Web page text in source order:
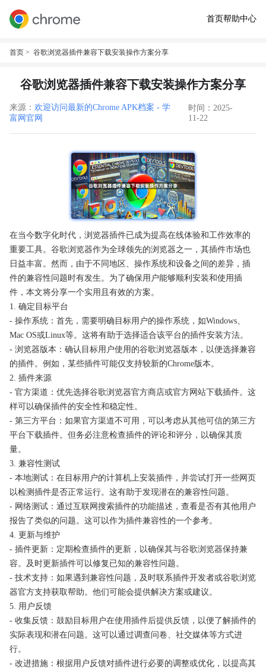
首页帮助中心
首页 > 谷歌浏览器插件兼容下载安装操作方案分享
谷歌浏览器插件兼容下载安装操作方案分享
来源： 欢迎访问最新的Chrome APK档案 - 学
富网官网
时间：2025-
11-22
在当今数字化时代，浏览器插件已成为提高在线体验和工作效率的
重要工具。谷歌浏览器作为全球领先的浏览器之一，其插件市场也
日益丰富。然而，由于不同地区、操作系统和设备之间的差异，插
件的兼容性问题时有发生。为了确保用户能够顺利安装和使用插
件，本文将分享一个实用且有效的方案。
1. 确定目标平台
- 操作系统：首先，需要明确目标用户的操作系统，如Windows、
Mac OS或Linux等。这将有助于选择适合该平台的插件安装方法。
- 浏览器版本：确认目标用户使用的谷歌浏览器版本，以便选择兼容
的插件。例如，某些插件可能仅支持较新的Chrome版本。
2. 插件来源
- 官方渠道：优先选择谷歌浏览器官方商店或官方网站下载插件。这
样可以确保插件的安全性和稳定性。
- 第三方平台：如果官方渠道不可用，可以考虑从其他可信的第三方
平台下载插件。但务必注意检查插件的评论和评分，以确保其质
量。
3. 兼容性测试
- 本地测试：在目标用户的计算机上安装插件，并尝试打开一些网页
以检测插件是否正常运行。这有助于发现潜在的兼容性问题。
- 网络测试：通过互联网搜索插件的功能描述，查看是否有其他用户
报告了类似的问题。这可以作为插件兼容性的一个参考。
4. 更新与维护
- 插件更新：定期检查插件的更新，以确保其与谷歌浏览器保持兼
容。及时更新插件可以修复已知的兼容性问题。
- 技术支持：如果遇到兼容性问题，及时联系插件开发者或谷歌浏览
器官方支持获取帮助。他们可能会提供解决方案或建议。
5. 用户反馈
- 收集反馈：鼓励目标用户在使用插件后提供反馈，以便了解插件的
实际表现和潜在问题。这可以通过调查问卷、社交媒体等方式进
行。
- 改进措施：根据用户反馈对插件进行必要的调整或优化，以提高其